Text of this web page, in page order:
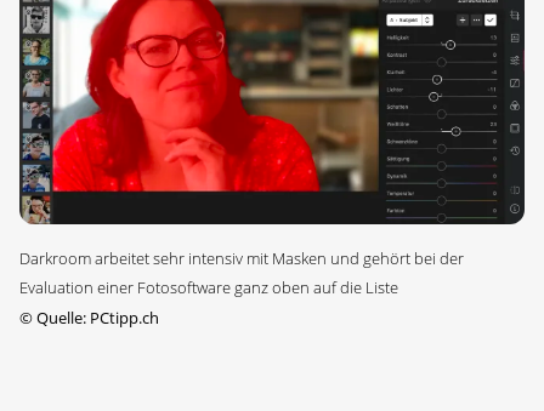
Darkroom arbeitet sehr intensiv mit Masken und gehört bei der
Evaluation einer Fotosoftware ganz oben auf die Liste
©Quelle: PCtipp.ch